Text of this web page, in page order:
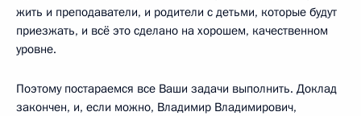
жить и преподаватели, и родители с детьми, которые будут
приезжать, и всё это сделано на хорошем, качественном
уровне.
Поэтому постараемся все Ваши задачи выполнить. Доклад
закончен, и, если можно, Владимир Владимирович,